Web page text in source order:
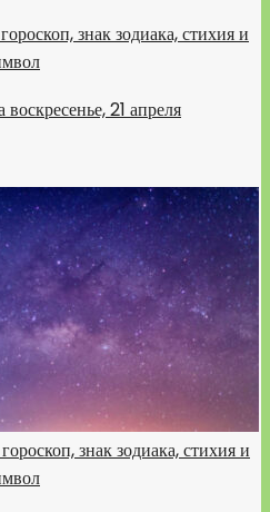
знак зодиака, стихия и
21 апреля
знак зодиака, стихия и